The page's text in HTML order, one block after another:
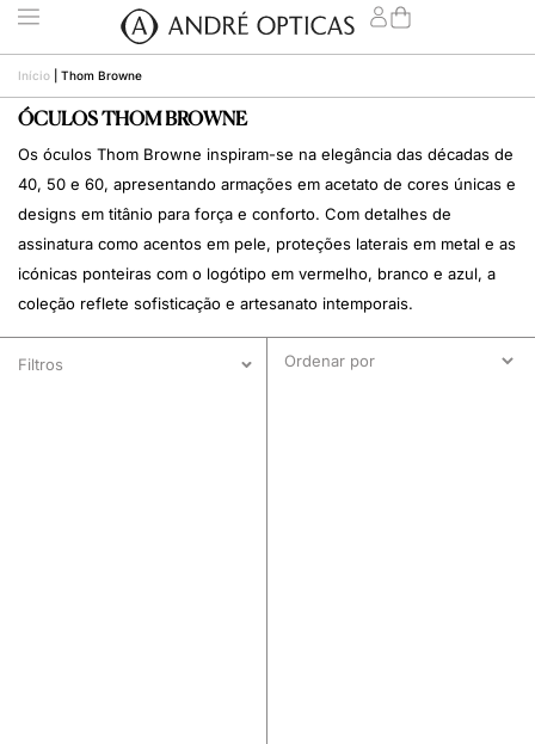
Início Thom Browne
ÓCULOS THOM BROWNE
Os óculos Thom Browne inspiram-se na elegância das décadas de
40, 50 e 60, apresentando armações em acetato de cores únicas e
designs em titânio para força e conforto. Com detalhes de
assinatura como acentos em pele, proteções laterais em metal e as
icónicas ponteiras com o logótipo em vermelho, branco e azul, a
coleção reflete sofisticação e artesanato intemporais.
Filtros